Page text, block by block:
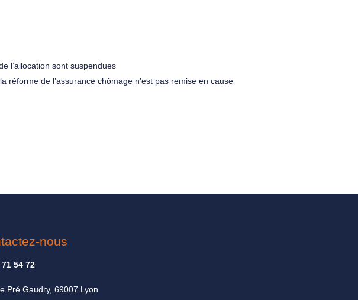
l’allocation sont suspendues
réforme de l’assurance chômage n’est pas remise en cause
nous
54 72
Pré Gaudry, 69007 Lyon